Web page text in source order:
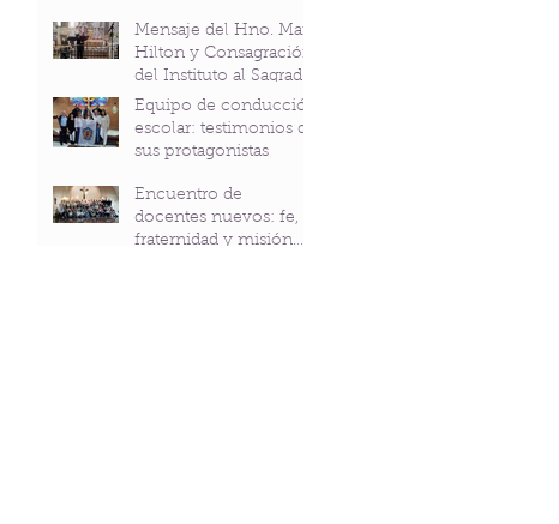
Mensaje del Hno. Mark
Hilton y Consagración
del Instituto al Sagrado
Corazón en el
Bicentenario del P.
Andrés Coindre
Equipo de conducción
escolar: testimonios de
sus protagonistas
Encuentro de
docentes nuevos: fe,
fraternidad y misión